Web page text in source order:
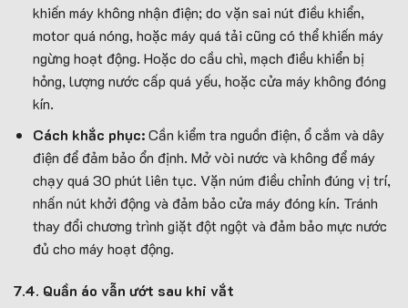
khiến máy không nhận điện; do vặn sai nút điều khiển,
motor quá nóng, hoặc máy quá tải cũng có thể khiến máy
ngừng hoạt động. Hoặc do cầu chì, mạch điều khiển bị
hỏng, lượng nước cấp quá yếu, hoặc cửa máy không đóng
kín.
Cách khắc phục:Cần kiểm tra nguồn điện, ổ cắm và dây
điện để đảm bảo ổn định. Mở vòi nước và không để máy
chạy quá 30 phút liên tục. Vặn núm điều chỉnh đúng vị trí,
nhấn nút khởi động và đảm bảo cửa máy đóng kín. Tránh
thay đổi chương trình giặt đột ngột và đảm bảo mực nước
đủ cho máy hoạt động.
7.4. Quần áo vẫn ướt sau khi vắt